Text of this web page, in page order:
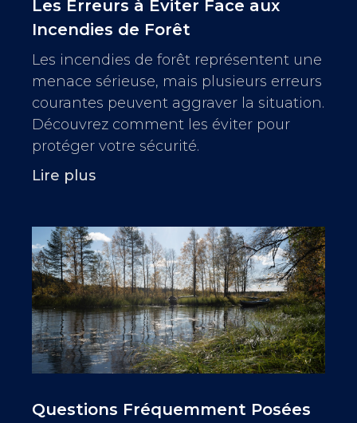
Les Erreurs à Éviter Face aux
Incendies de Forêt
Les incendies de forêt représentent une
menace sérieuse, mais plusieurs erreurs
courantes peuvent aggraver la situation.
Découvrez comment les éviter pour
protéger votre sécurité.
Lire plus
Questions Fréquemment Posées